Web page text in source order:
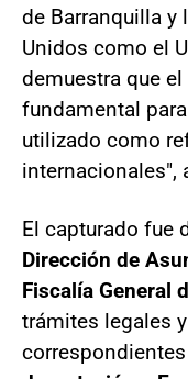
de Barranquilla y
Unidos como el
demuestra que
fundamental
utilizado como
internacionales",
El capturado fue
Dirección de
Fiscalía General
trámites legales
correspondientes